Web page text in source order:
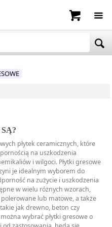
płytek ceramicznych, które
na uszkodzenia
i wilgoci. Płytki gresowe
je idealnym wyborem do
na zużycie i uszkodzenia
w wielu różnych wzorach,
lub matowe, a także
jak drewno, beton czy
wybrać płytki gresowe o